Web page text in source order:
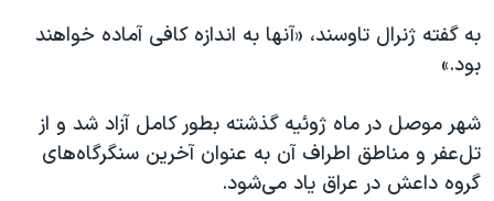
صفحه‌های ویژه
سفر پرزیدنت ترامپ به چین
به گفته ژنرال تاوسند، «آنها به اندازه کافی آماده خواهند
بود.»
شهر موصل در ماه ژوئیه گذشته بطور کامل آزاد شد و از
تل‌عفر و مناطق اطراف آن به عنوان آخرین سنگرگاه‌های
گروه داعش در عراق یاد می‌شود.